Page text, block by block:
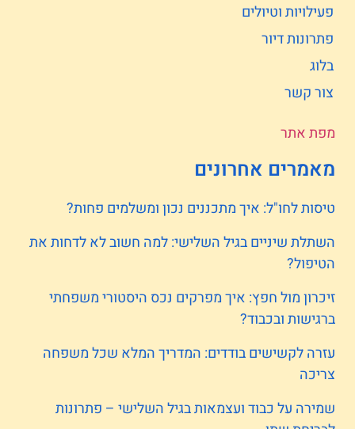
פעילויות וטיולים
פתרונות דיור
בלוג
צור קשר
מפת אתר
מאמרים אחרונים
טיסות לחו"ל: איך מתכננים נכון ומשלמים פחות?
השתלת שיניים בגיל השלישי: למה חשוב לא לדחות את
הטיפול?
זיכרון מול חפץ: איך מפרקים נכס היסטורי משפחתי
ברגישות ובכבוד?
עזרה לקשישים בודדים: המדריך המלא שכל משפחה
צריכה
שמירה על כבוד ועצמאות בגיל השלישי – פתרונות